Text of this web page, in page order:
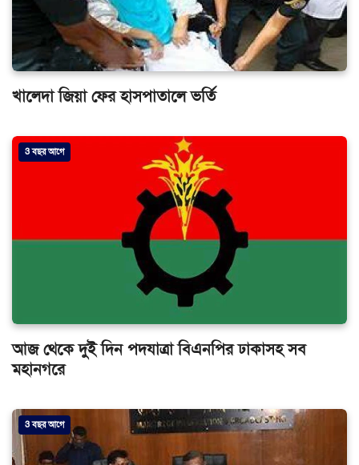
খালেদা জিয়া ফের হাসপাতালে ভর্তি
3 বছর আগে
আজ থেকে দুই দিন পদযাত্রা বিএনপির ঢাকাসহ সব
মহানগরে
3 বছর আগে